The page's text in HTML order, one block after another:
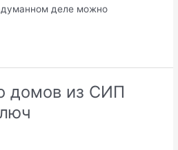
деле можно
домов из СИП